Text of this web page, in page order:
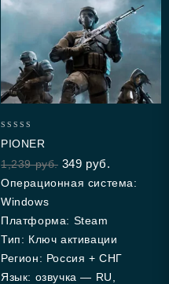
out
of
5
PIONER
1,239руб. 349 руб.
Операционная система:
Windows
Платформа: Steam
Тип: Ключ активации
Регион: Россия + СНГ
Язык: озвучка — RU,